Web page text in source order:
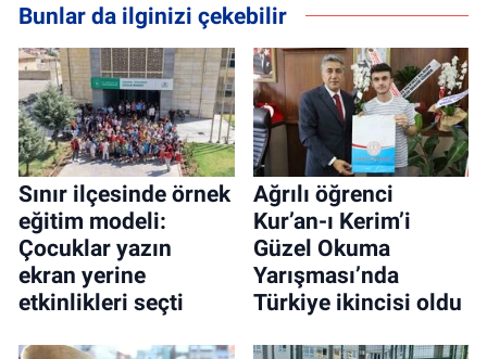
Bunlar da ilginizi çekebilir
Sınır ilçesinde örnek
eğitim modeli:
Çocuklar yazın
ekran yerine
etkinlikleri seçti
Ağrılı öğrenci
Kur’an-ı Kerim’i
Güzel Okuma
Yarışması’nda
Türkiye ikincisi oldu